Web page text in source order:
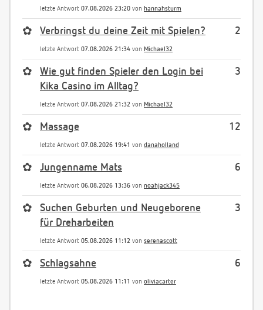
letzte Antwort 07.08.2026 23:20 von hannahsturm
2
✿ Verbringst du deine Zeit mit Spielen?
letzte Antwort 07.08.2026 21:34 von Michael32
3
✿
Wie gut finden Spieler den Login bei
Kika Casino im Alltag?
letzte Antwort 07.08.2026 21:32 von Michael32
12
✿ Massage
letzte Antwort 07.08.2026 19:41 von danaholland
6
✿ Jungenname Mats
letzte Antwort 06.08.2026 13:36 von noahjack345
3
✿
Suchen Geburten und Neugeborene
für Dreharbeiten
letzte Antwort 05.08.2026 11:12 von serenascott
6
✿ Schlagsahne
letzte Antwort 05.08.2026 11:11 von oliviacarter